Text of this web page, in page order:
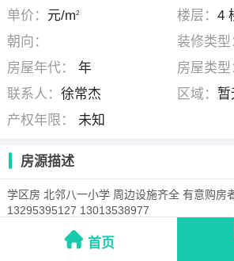
首页
单价： 元/m2 楼层： 4
朝向：
装修类型
房屋年代：
年 房屋类型
联系人：徐常杰 区域： 暂
产权年限：
未知
房源描述
学区房 北邻八一小学 周边设施齐全 有意购房
13295395127 13013538977